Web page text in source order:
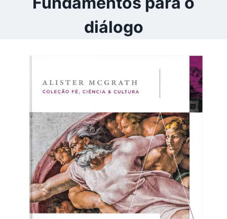
diálogo